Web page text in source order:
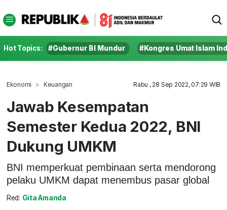
Hot Topics: #Gubernur BI Mundur #Kongres Umat Islam
Ekonomi Keuangan Rabu , 28 Sep 2022, 07:29 WIB
Jawab Kesempatan
Semester Kedua 2022, BNI
Dukung UMKM
BNI memperkuat pembinaan serta mendorong
pelaku UMKM dapat menembus pasar global
Red: Gita Amanda